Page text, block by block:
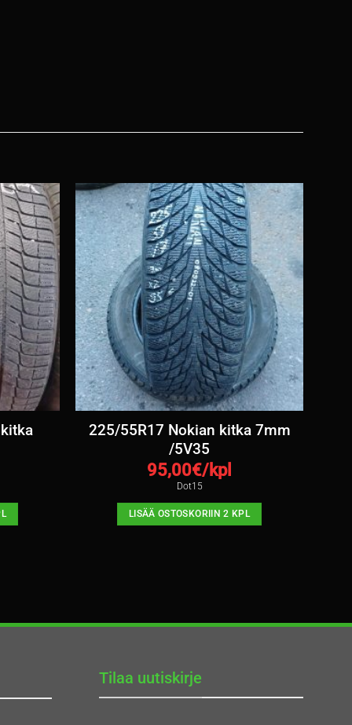
225/55R17 Nokian kitka 7mm
/5V35
95,00€/kpl
Dot15
LISÄÄ OSTOSKORIIN 2 KPL
Tilaa uutiskirje